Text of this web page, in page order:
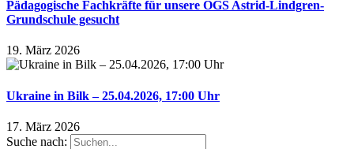
Pädagogische Fachkräfte für unsere OGS Astrid-Lindgren-
Grundschule gesucht
19. März 2026
Ukraine in Bilk – 25.04.2026, 17:00 Uhr
17. März 2026
Suche nach: